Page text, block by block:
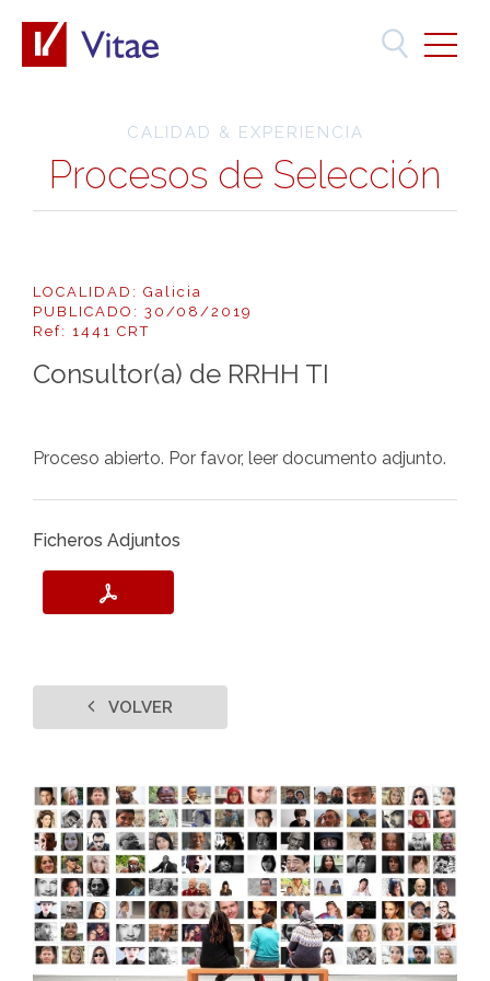
CALIDAD & EXPERIENCIA
Procesos de Selección
LOCALIDAD: Galicia
PUBLICADO: 30/08/2019
Ref: 1441 CRT
Consultor(a) de RRHH TI
Proceso abierto. Por favor, leer documento adjunto.
Ficheros Adjuntos
VOLVER